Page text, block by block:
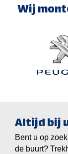
Wij
Altijd bij
Bent u op
de buurt?